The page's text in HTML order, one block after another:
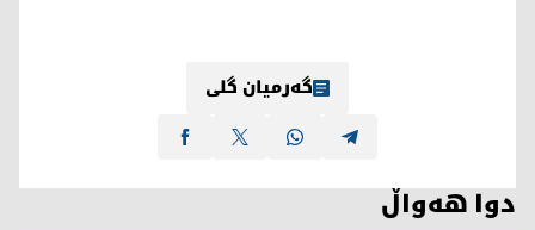
گەرمیان گلی
دوا هەواڵ